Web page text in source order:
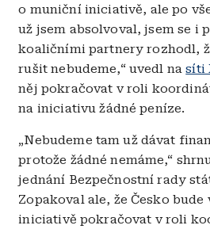
o muniční iniciativě, ale po
už jsem absolvoval, jsem se i
koaličními partnery rozhodl,
rušit nebudeme,“ uvedl nasíti
něj pokračovat v roli
na iniciativu žádné peníze.
„Nebudeme tam už dávat
protože žádné nemáme,“
jednání Bezpečnostní rady
Zopakoval ale, že Česko
iniciativě pokračovat v roli